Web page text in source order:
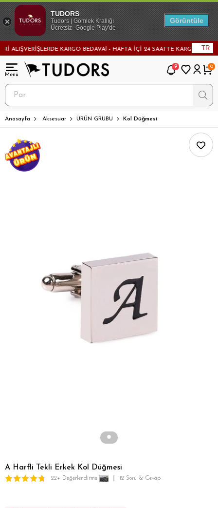
KARGO BEDAVA! - HAFTA İÇİ 24 SAATTE KARGODA! - TR
9 0
Anasayfa Aksesuar ÜRÜN GRUBU Kol Düğmesi
A Harfli Tekli Erkek Kol Düğmesi
22+ Değerlendirme 12 Soru & Cevap
TUDORS
Tudors | Gömlek Krallığı
Ücretsiz -Google Play'de
Görüntüle